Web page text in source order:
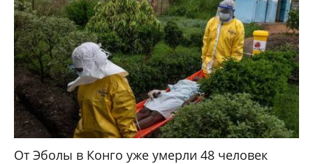
От Эболы в Конго уже умерли 48 человек